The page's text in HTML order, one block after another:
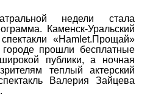
недели стала
Каменск-Уральский
«Hamlet.Прощай»
прошли бесплатные
публики, а ночная
теплый актерский
Валерия Зайцева